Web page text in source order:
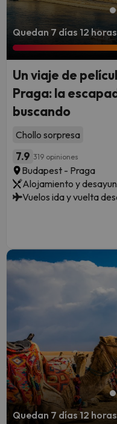
Quedan 7 días 12 horas
Un viaje de
Praga: la
buscando
Chollo sorpresa
7.9 319 opiniones
Budapest - Praga
Alojamiento y
Vuelos ida y vuelta
Quedan 7 días 12 horas